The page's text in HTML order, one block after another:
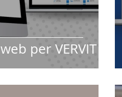
per VERVIT